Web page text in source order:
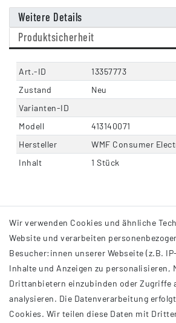
Weitere Details
Produktsicherheit
Art.-ID
13357773
Zustand
Neu
Varianten-ID
Modell
413140071
Hersteller
WMF Consumer
Inhalt
1 Stück
INFORMATIONEN
Wir verwenden Cookies und ähnliche
Website und verarbeiten
Besucher:innen unserer Webseite (z.B.
Inhalte und Anzeigen zu personalisieren,
Drittanbietern einzubinden oder Zugriffe
analysieren. Die Datenverarbeitung
Cookies. Wir teilen diese Daten mit